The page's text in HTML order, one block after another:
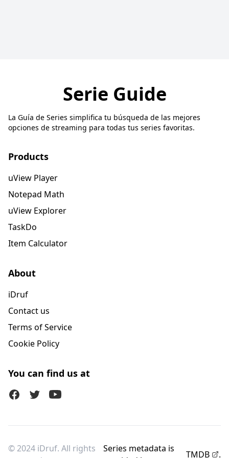
Serie Guide
La Guía de Series simplifica tu búsqueda de las mejores
opciones de streaming para todas tus series favoritas.
Products
uView Player
Notepad Math
uView Explorer
TaskDo
Item Calculator
About
iDruf
Contact us
Terms of Service
Cookie Policy
You can find us at
FacebookTwitter (X)Youtube
© 2024 iDruf. All rights
Series metadata is
TMDB .